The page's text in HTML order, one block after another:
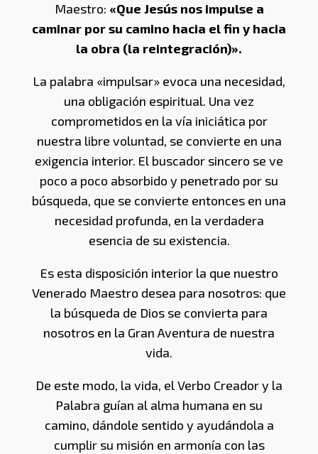
Maestro: «Que Jesús nos impulse a
caminar por su camino hacia el fin y hacia
la obra (la reintegración)».
La palabra «impulsar» evoca una necesidad,
una obligación espiritual. Una vez
comprometidos en la vía iniciática por
nuestra libre voluntad, se convierte en una
exigencia interior. El buscador sincero se ve
poco a poco absorbido y penetrado por su
búsqueda, que se convierte entonces en una
necesidad profunda, en la verdadera
esencia de su existencia.
Es esta disposición interior la que nuestro
Venerado Maestro desea para nosotros: que
la búsqueda de Dios se convierta para
nosotros en la Gran Aventura de nuestra
vida.
De este modo, la vida, el Verbo Creador y la
Palabra guían al alma humana en su
camino, dándole sentido y ayudándola a
cumplir su misión en armonía con las